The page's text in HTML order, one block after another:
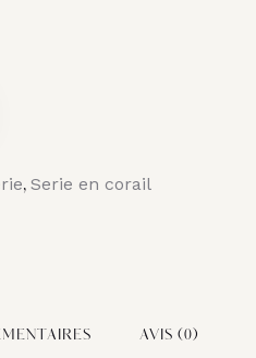
, Serie en corail
AVIS (0)